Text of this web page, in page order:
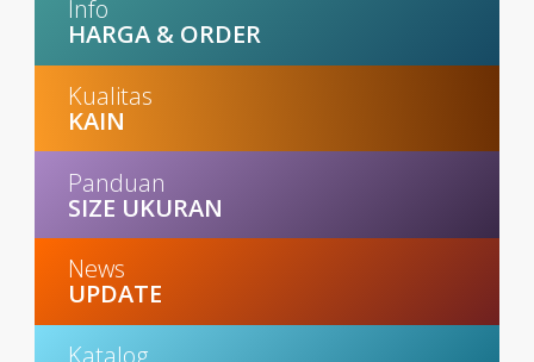
Info
HARGA & ORDER
Kualitas
KAIN
Panduan
SIZE UKURAN
News
UPDATE
Katalog